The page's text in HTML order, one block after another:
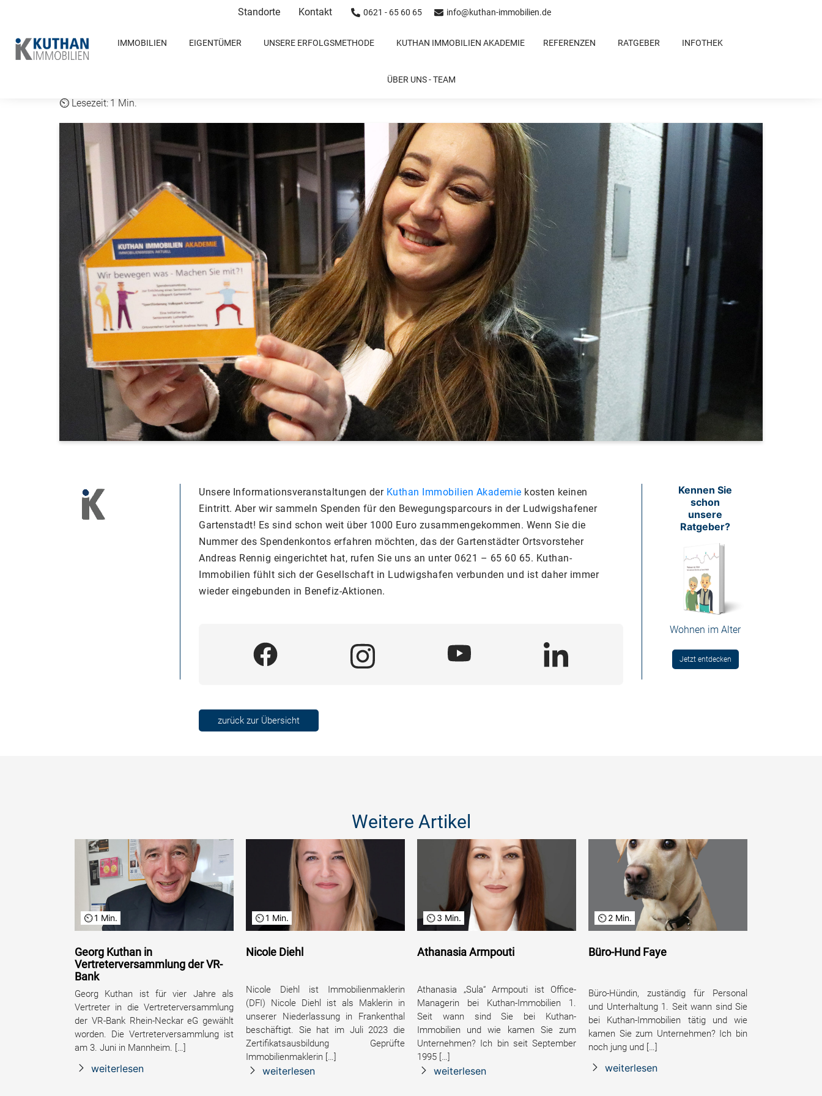
Standorte Kontakt 0621 - 65 60 65 info@kuthan-immobilien.de
IMMOBILIEN EIGENTÜMER UNSERE ERFOLGSMETHODE KUTHAN IMMOBILIEN AKADEMIE REFERENZEN RATGEBER INFOTHEK
ÜBER UNS - TEAM
Sammeln für den Bewegungsparcours
1 Min.
Unsere Informationsveranstaltungen der Kuthan Immobilien Akademie kosten keinen
Eintritt. Aber wir sammeln Spenden für den Bewegungsparcours in der Ludwigshafener
Gartenstadt! Es sind schon weit über 1000 Euro zusammengekommen. Wenn Sie die
Nummer des Spendenkontos erfahren möchten, das der Gartenstädter Ortsvorsteher
Andreas Rennig eingerichtet hat, rufen Sie uns an unter 0621 – 65 60 65. Kuthan-
Immobilien fühlt sich der Gesellschaft in Ludwigshafen verbunden und ist daher immer
wieder eingebunden in Benefiz-Aktionen.
zurück zur Übersicht
Kennen Sie
schon
unsere
Ratgeber?
Wohnen im Alter
Jetzt entdecken
Weitere Artikel
1 Min.
Georg Kuthan in
Vertreterversammlung der VR-
Bank
Georg Kuthan ist für vier Jahre als
Vertreter in die Vertreterversammlung
der VR-Bank Rhein-Neckar eG gewählt
worden. Die Vertreterversammlung ist
am 3. Juni in Mannheim. […]
weiterlesen
1 Min.
Nicole Diehl
Nicole Diehl ist Immobilienmaklerin
(DFI) Nicole Diehl ist als Maklerin in
unserer Niederlassung in Frankenthal
beschäftigt. Sie hat im Juli 2023 die
Zertifikatsausbildung Geprüfte
Immobilienmaklerin […]
weiterlesen
3 Min.
Athanasia Armpouti
Athanasia „Sula“ Armpouti ist Office-
Managerin bei Kuthan-Immobilien 1.
Seit wann sind Sie bei Kuthan-
Immobilien und wie kamen Sie zum
Unternehmen? Ich bin seit September
1995 […]
weiterlesen
2 Min.
Büro-Hund Faye
Büro-Hündin, zuständig für Personal
und Unterhaltung 1. Seit wann sind Sie
bei Kuthan-Immobilien tätig und wie
kamen Sie zum Unternehmen? Ich bin
noch jung und […]
weiterlesen